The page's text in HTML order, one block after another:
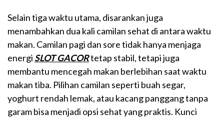
Selain tiga waktu utama, disarankan juga
menambahkan dua kali camilan sehat di antara waktu
makan. Camilan pagi dan sore tidak hanya menjaga
energi SLOT GACORtetap stabil, tetapi juga
membantu mencegah makan berlebihan saat waktu
makan tiba. Pilihan camilan seperti buah segar,
yoghurt rendah lemak, atau kacang panggang tanpa
garam bisa menjadi opsi sehat yang praktis. Kunci